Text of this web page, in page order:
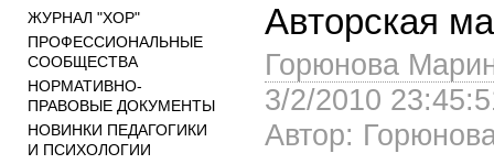
ЖУРНАЛ "ХОР"
ПРОФЕССИОНАЛЬНЫЕ
СООБЩЕСТВА
НОРМАТИВНО-
ПРАВОВЫЕ ДОКУМЕНТЫ
НОВИНКИ ПЕДАГОГИКИ
И ПСИХОЛОГИИ
Авторская
Горюнова
3/2/2010
Автор: